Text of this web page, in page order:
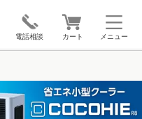
メニュー
電話相談 カート
ここひえ 枕
補聴器 マイキュット